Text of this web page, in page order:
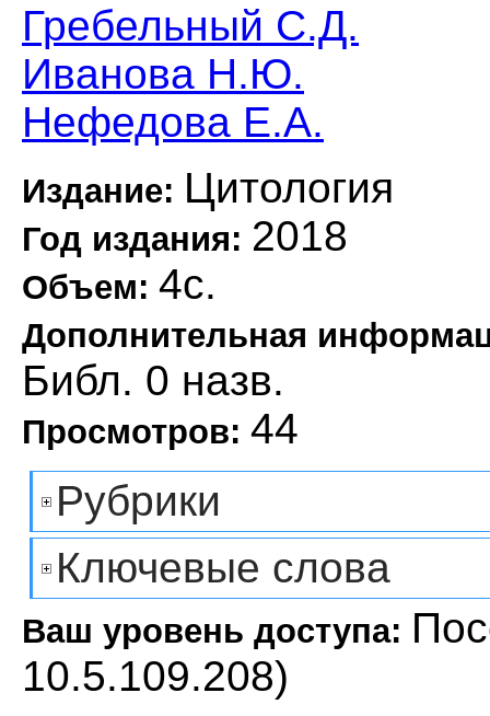
Гребельный С.Д.
Иванова Н.Ю.
Нефедова Е.А.
Издание: Цитология
Год издания: 2018
Объем: 4с.
Дополнительная
Библ. 0 назв.
Просмотров: 44
Рубрики
Ключевые слова
Ваш уровень доступа:
10.5.109.208)